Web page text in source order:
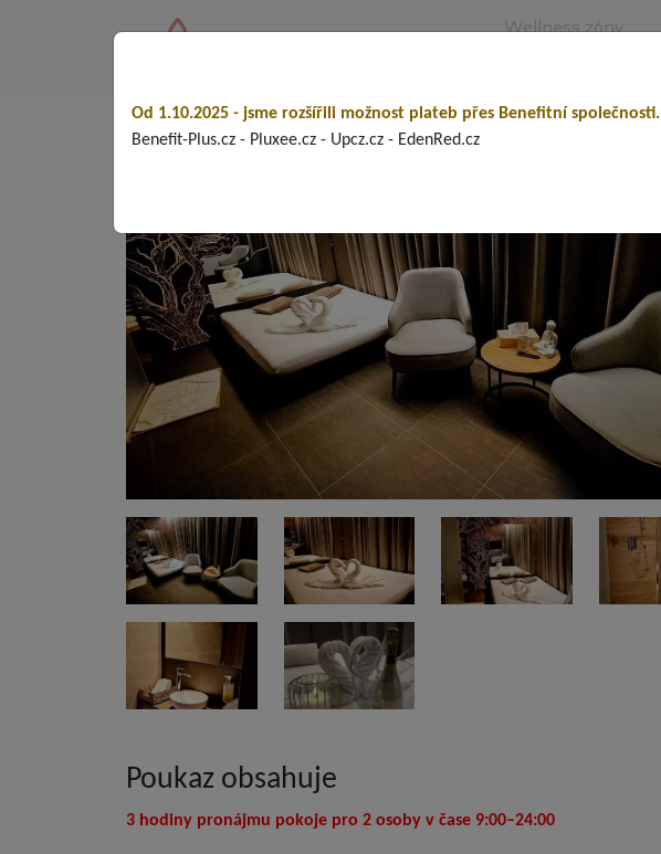
Wellness zóny
Poukaz obsahuje
3 hodiny pronájmu pokoje pro 2 osoby v čase 9:00–24:00
Od 1.10.2025 - jsme rozšířili možnost plateb přes Benefitní společnosti.
Benefit-Plus.cz - Pluxee.cz - Upcz.cz - EdenRed.cz